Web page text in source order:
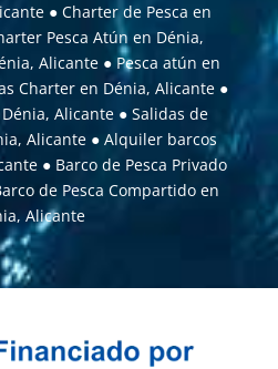
● Charter de Pesca en
Pesca Atún en Dénia,
Alicante● Pesca atún en
Charter en Dénia, Alicante●
Alicante● Salidas de
Alicante● Alquiler barcos
● Barco de Pesca Privado
de Pesca Compartido en
Alicante